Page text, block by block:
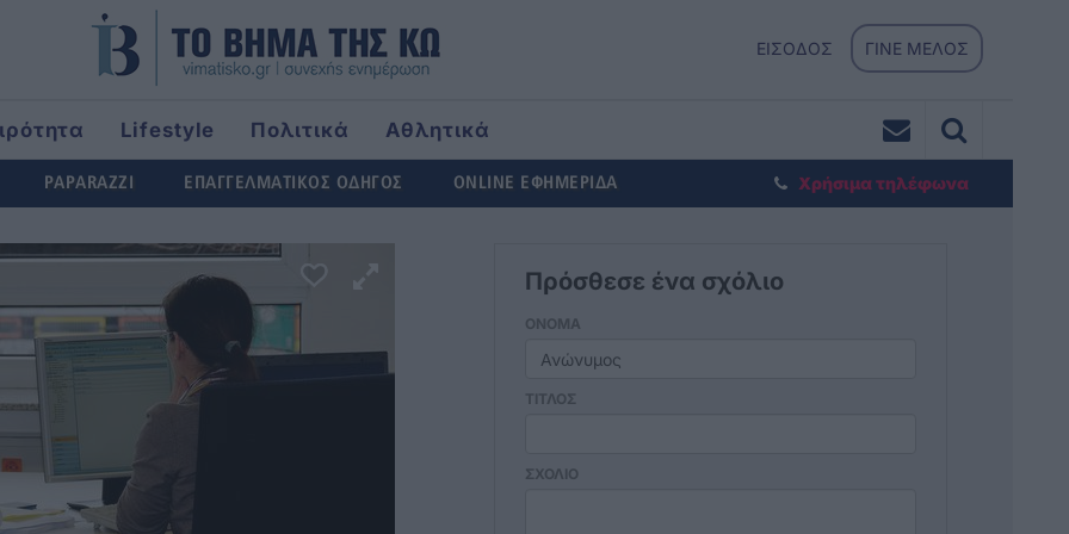
ΕΙΣΟΔΟΣ ΓΙΝΕ ΜΕΛΟΣ
Lifestyle Πολιτικά
Αθλητικά
PAPARAZZI ΕΠΑΓΓΕΛΜΑΤΙΚΟΣ ΟΔΗΓΟΣ ONLINE ΕΦΗΜΕΡΙΔΑ Χρήσιμα τηλέφωνα
Πρόσθεσε ένα σχόλιο
ΟΝΟΜΑ
ΤΙΤΛΟΣ
ΣΧΟΛΙΟ